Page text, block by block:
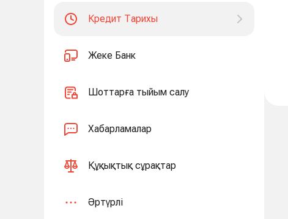
Кредит Тарихы
Жеке Банк
Шоттарға тыйым салу
Хабарламалар
Құқықтық сұрақтар
Әртүрлі